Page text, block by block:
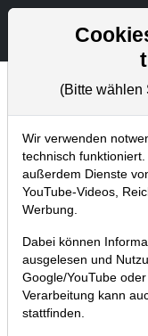
Aktuelles
Home Blog
Trading-
18.06.2014 um 12:15 Uhr
(Bitte wählen
Wir verwenden
technisch
außerdem Dienste
YouTube-Videos,
Werbung.
Dabei können
ausgelesen und
Google/YouTube
Verarbeitung kann
stattfinden.